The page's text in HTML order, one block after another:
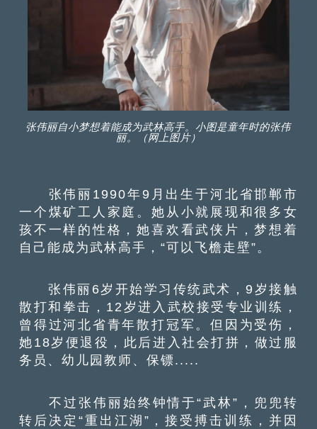
张伟丽自小梦想着能成为武林高手。小图是童年时的张伟
丽。（网上图片）
张伟丽1990年9月出生于河北省邯郸市
一个煤矿工人家庭。她从小就展现和很多女
孩不一样的性格，她喜欢看武侠片，梦想着
自己能成为武林高手，“可以飞檐走壁”。
张伟丽6岁开始学习传统武术，9岁接触
散打和拳击，12岁进入武校接受专业训练，
曾得过河北省青年散打冠军。但因为受伤，
她18岁便退役，此后进入社会打拼，做过服
务员、幼儿园教师、保镖.....
不过张伟丽始终钟情于“武林”，兜兜转
转后决定“重出江湖”，接受搏击训练，并因